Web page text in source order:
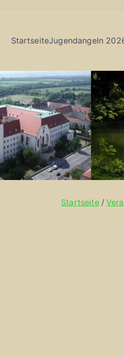
StartseiteJugendangeln
Startseite